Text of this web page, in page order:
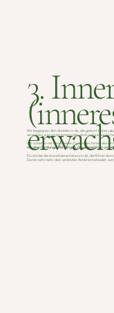
3.
Wir begegnen den Anteilen in dir, die gelernt haben,zu
verstehen, warum sie entstanden sind und was sie bis
Wir arbeiten mit den inneren Dynamiken hinter deinen
mit alten Bindungserfahrungen, Glaubenssätzen und
Du stärkst die erwachsene Instanz in dir, die führen
Damit nicht mehr dein verletzter Anteil entscheidet,